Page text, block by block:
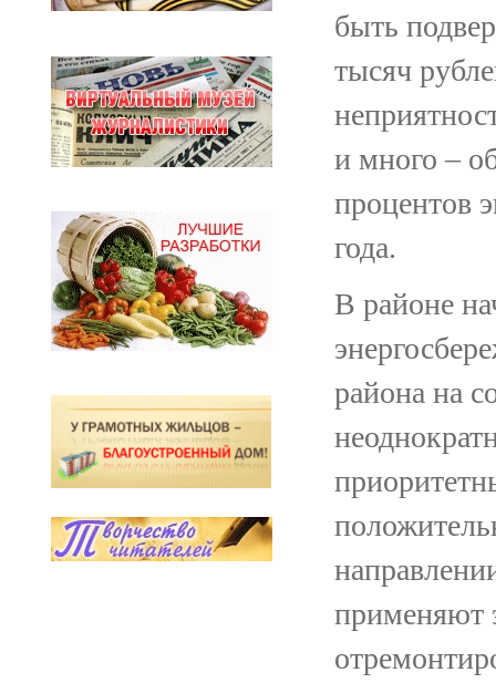
быть
тысяч
и много –
процентов
года.
В районе
района на
применяют